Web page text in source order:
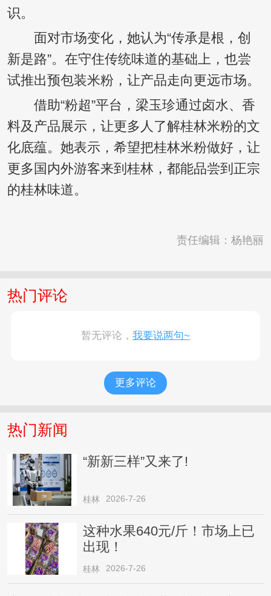
识。
面对市场变化，她认为“传承是根，创
新是路”。在守住传统味道的基础上，也尝
试推出预包装米粉，让产品走向更远市场。
借助“粉超”平台，梁玉珍通过卤水、香
料及产品展示，让更多人了解桂林米粉的文
化底蕴。她表示，希望把桂林米粉做好，让
更多国内外游客来到桂林，都能品尝到正宗
的桂林味道。
责任编辑：杨艳丽
热门评论
暂无评论， 我要说两句~
更多评论
热门新闻
“新新三样”又来了!
桂林 2026-7-26
这种水果640元/斤！市场上已
出现！
桂林 2026-7-26